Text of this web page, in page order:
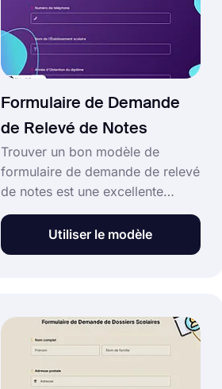
Formulaire de Demande
de Relevé de Notes
Trouver un bon modèle de
formulaire de demande de relevé
de notes est une excellente
chose pour votre école. Et c'est
super facile en utilisant l'outil en
ligne, forms.app. Avec ce
leurs relevés de notes.
Utiliser le modèle